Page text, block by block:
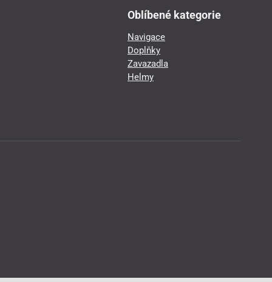
Oblíbené kategorie
Navigace
Doplňky
Zavazadla
Helmy